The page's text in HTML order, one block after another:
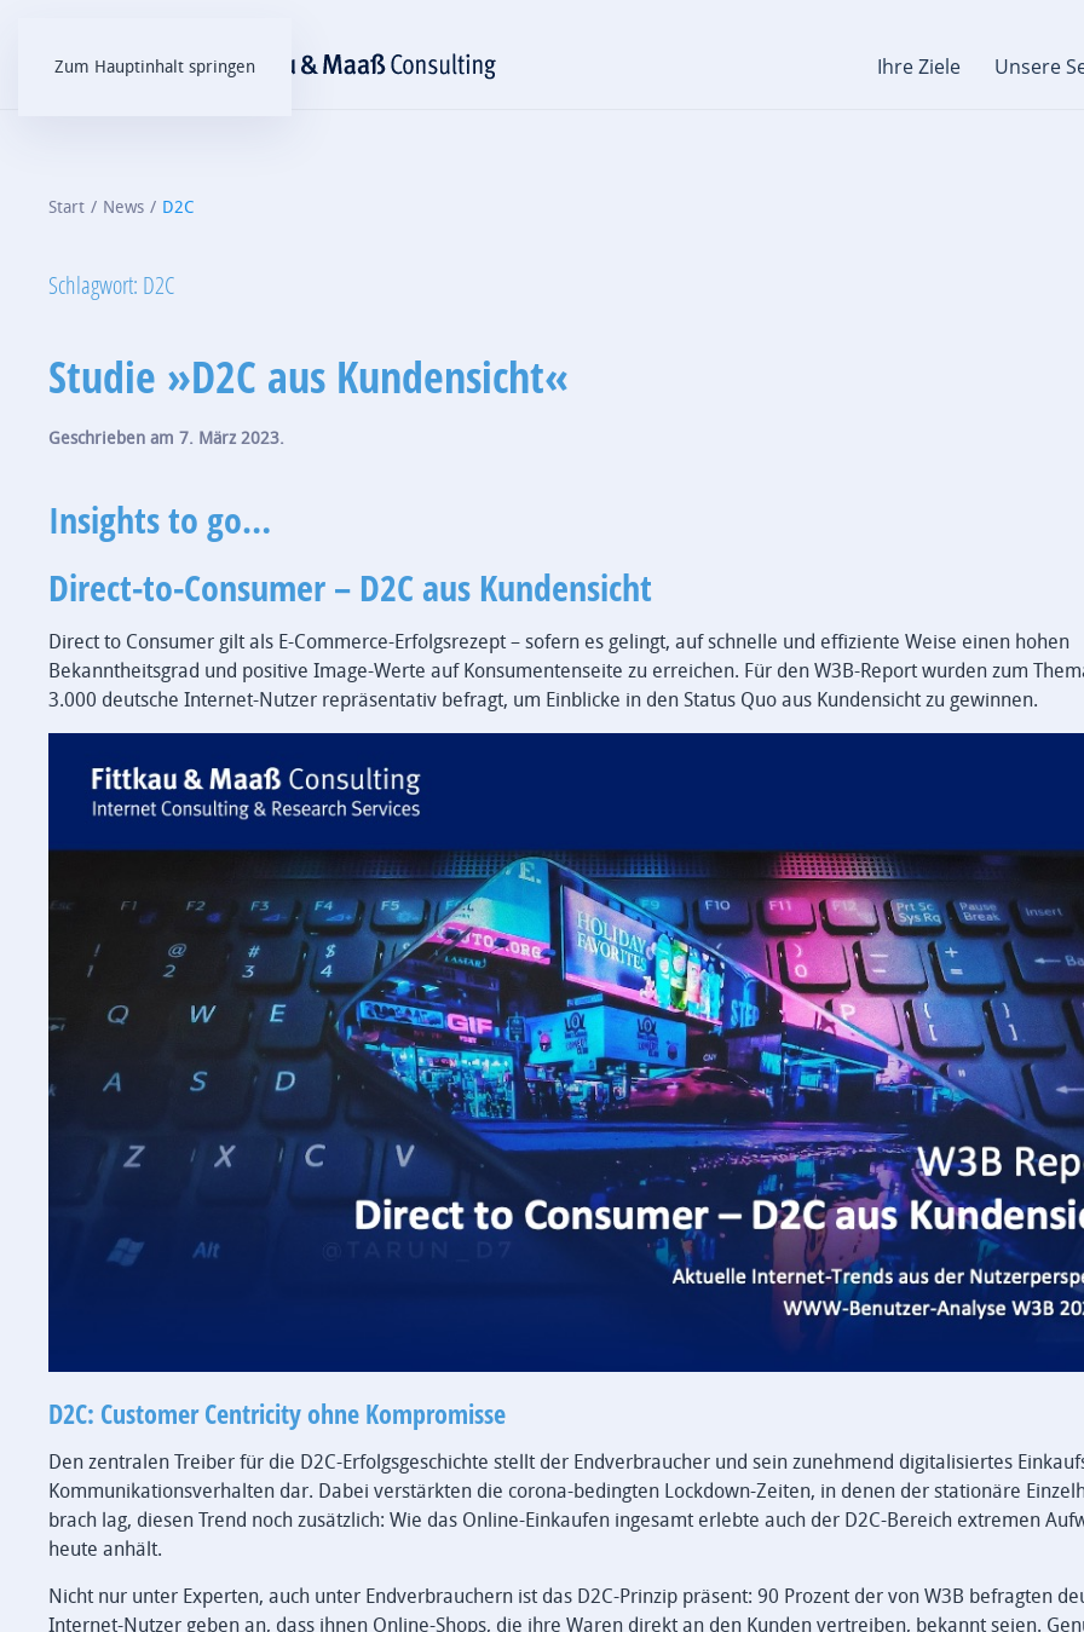
Zum Hauptinhalt springen Ihre Ziele Unsere
Start News D2C
Schlagwort: D2C
Studie »D2C aus Kundensicht«
Geschrieben am 7. März 2023.
Insights to go…
Direct-to-Consumer – D2C aus Kundensicht
Direct to Consumer gilt als E-Commerce-Erfolgsrezept – sofern es gelingt, auf schnelle und effiziente Weise einen hohen
Bekanntheitsgrad und positive Image-Werte auf Konsumentenseite zu erreichen. Für den W3B-Report wurden zum
3.000 deutsche Internet-Nutzer repräsentativ befragt, um Einblicke in den Status Quo aus Kundensicht zu gewinnen.
D2C: Customer Centricity ohne Kompromisse
Den zentralen Treiber für die D2C-Erfolgsgeschichte stellt der Endverbraucher und sein zunehmend digitalisiertes
Kommunikationsverhalten dar. Dabei verstärkten die corona-bedingten Lockdown-Zeiten, in denen der stationäre
brach lag, diesen Trend noch zusätzlich: Wie das Online-Einkaufen ingesamt erlebte auch der D2C-Bereich extremen
heute anhält.
Nicht nur unter Experten, auch unter Endverbrauchern ist das D2C-Prinzip präsent: 90 Prozent der von W3B befragten
Internet-Nutzer geben an, dass ihnen Online-Shops, die ihre Waren direkt an den Kunden vertreiben, bekannt seien.